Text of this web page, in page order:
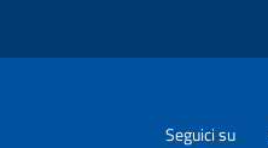
Seguici su